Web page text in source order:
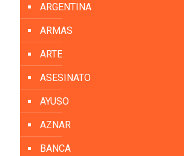
ARGENTINA
ARMAS
ARTE
ASESINATO
AYUSO
AZNAR
BANCA